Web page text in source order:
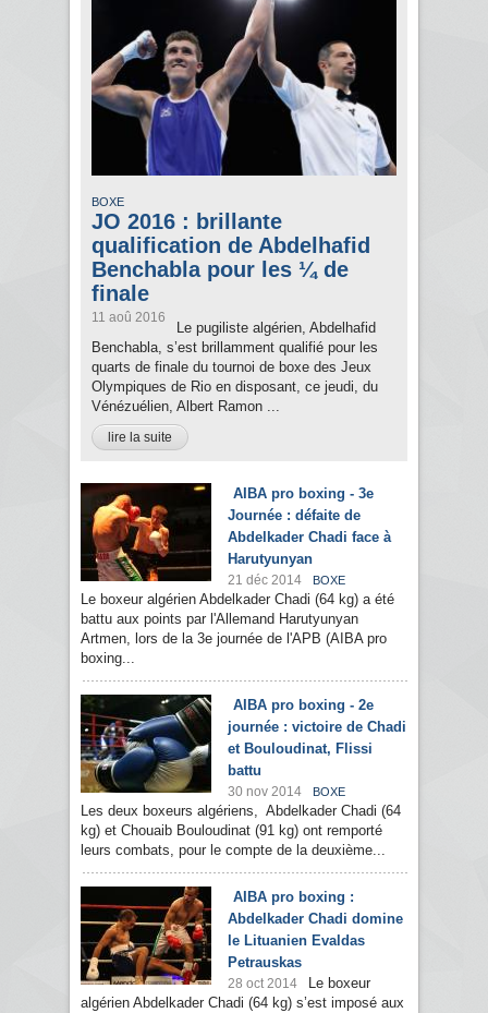
BOXE
JO 2016 : brillante
qualification de Abdelhafid
Benchabla pour les ¼ de
finale
11 aoû 2016
Le pugiliste algérien, Abdelhafid
Benchabla, s’est brillamment qualifié pour les
quarts de finale du tournoi de boxe des Jeux
Olympiques de Rio en disposant, ce jeudi, du
Vénézuélien, Albert Ramon ...
lire la suite
AIBA pro boxing - 3e
Journée : défaite de
Abdelkader Chadi face à
Harutyunyan
21 déc 2014 BOXE
Le boxeur algérien Abdelkader Chadi (64 kg) a été
battu aux points par l'Allemand Harutyunyan
Artmen, lors de la 3e journée de l'APB (AIBA pro
boxing...
AIBA pro boxing - 2e
journée : victoire de Chadi
et Bouloudinat, Flissi
battu
30 nov 2014 BOXE
Les deux boxeurs algériens, Abdelkader Chadi (64
kg) et Chouaib Bouloudinat (91 kg) ont remporté
leurs combats, pour le compte de la deuxième...
AIBA pro boxing :
Abdelkader Chadi domine
le Lituanien Evaldas
Petrauskas
28 oct 2014
Le boxeur
algérien Abdelkader Chadi (64 kg) s’est imposé aux